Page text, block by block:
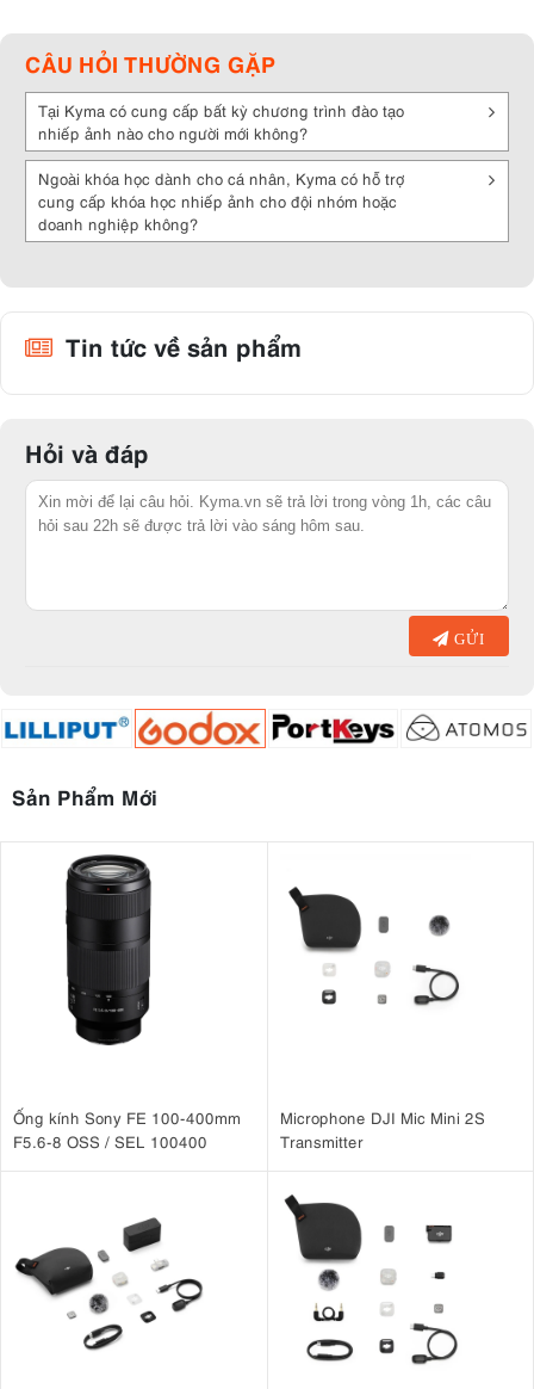
CÂU HỎI THƯỜNG GẶP
Tại Kyma có cung cấp bất kỳ chương trình đào tạo
nhiếp ảnh nào cho người mới không?
Ngoài khóa học dành cho cá nhân, Kyma có hỗ trợ
cung cấp khóa học nhiếp ảnh cho đội nhóm hoặc
doanh nghiệp không?
Tin tức về sản phẩm
Hỏi và đáp
GỬI
Sản Phẩm Mới
Ống kính Sony FE 100-400mm
F5.6-8 OSS / SEL 100400
Microphone DJI Mic Mini 2S
Transmitter